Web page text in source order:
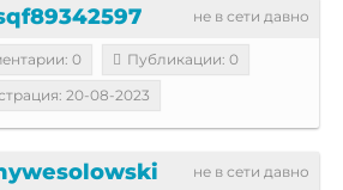
не в сети давно
0
Публикации: 0
20-08-2023
не в сети давно